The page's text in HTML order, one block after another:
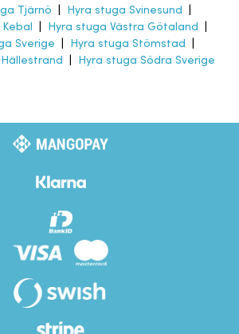
Tjärnö
Hyra stuga Svinesund
Hyra stuga Västra Götaland
Sverige
Hyra stuga Stömstad
Hyra stuga Södra Sverige